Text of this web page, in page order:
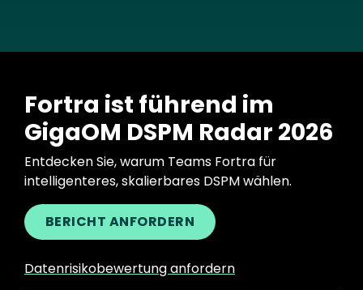
Fortra ist führend im
GigaOM DSPM Radar 2026
Entdecken Sie, warum Teams Fortra für
intelligenteres, skalierbares DSPM wählen.
BERICHT ANFORDERN
Datenrisikobewertung anfordern